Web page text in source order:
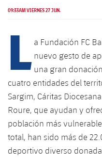
SUB14
SUB12
SUB11 A
SUB11 B
SUB10 A
SUB14 B
SUB13 B
SUB11 C
Entradas
Gameday Shows
Resultados
Clasificación
Jugadores
Barça Atlètic
Junior
Cadete A
Cadete B
Infantil A
PLUSICON
MÁS
Primer Equipo
Actualidad
Calendario
Entradas
Barça Atlètic
Actualidad
Calendario
Base
Actualidad
09:33AM VIERNES 27 JUN.
L a Fundación FC
nuevo gesto de
una gran
cuatro entidades del
Sargim, Cáritas
Roure, que ayudan y
población más
total, han sido más de
deportivo diverso